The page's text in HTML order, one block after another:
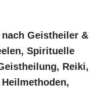
Geistheiler &
Spirituelle
Reiki,